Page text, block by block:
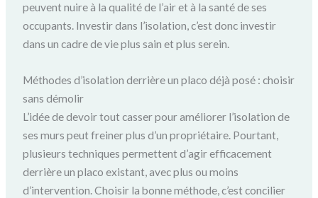
peuvent nuire à la qualité de l’air et à la santé de ses
occupants. Investir dans l’isolation, c’est donc investir
dans un cadre de vie plus sain et plus serein.
Méthodes d’isolation derrière un placo déjà posé : choisir
sans démolir
L’idée de devoir tout casser pour améliorer l’isolation de
ses murs peut freiner plus d’un propriétaire. Pourtant,
plusieurs techniques permettent d’agir efficacement
derrière un placo existant, avec plus ou moins
d’intervention. Choisir la bonne méthode, c’est concilier